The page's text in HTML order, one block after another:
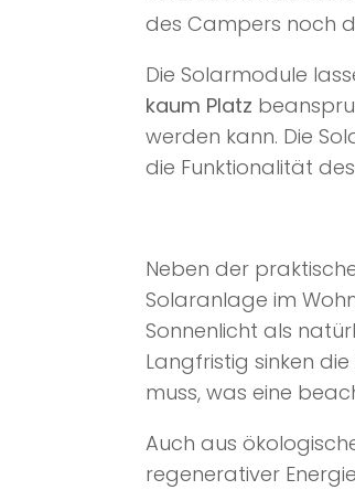
des Campers noch
Die Solarmodule
kaum Platz
werden kann. Die
die Funktionalität
Neben der
Solaranlage im
Sonnenlicht als
Langfristig sinken
muss, was eine
Auch aus
regenerativer